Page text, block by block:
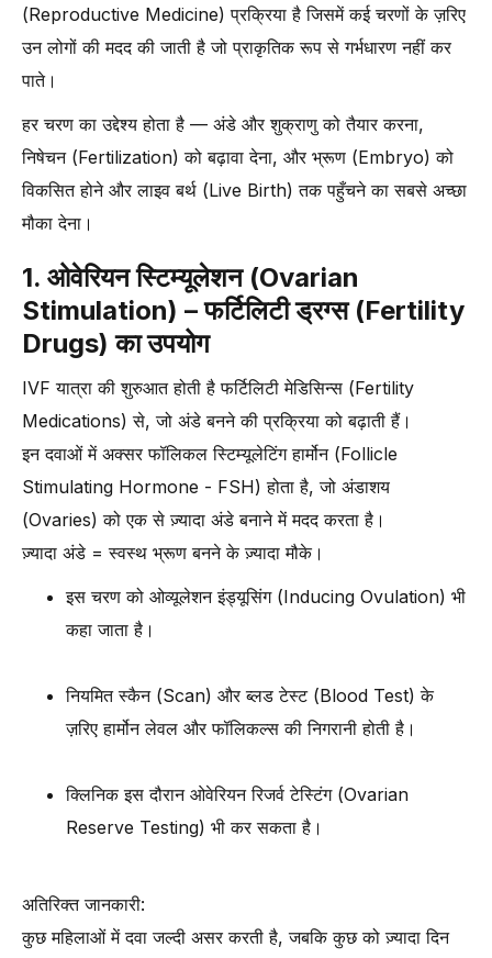
(Reproductive Medicine) प्रक्रिया है जिसमें कई चरणों के ज़रिए
उन लोगों की मदद की जाती है जो प्राकृतिक रूप से गर्भधारण नहीं कर
पाते।
हर चरण का उद्देश्य होता है — अंडे और शुक्राणु को तैयार करना,
निषेचन (Fertilization) को बढ़ावा देना, और भ्रूण (Embryo) को
विकसित होने और लाइव बर्थ (Live Birth) तक पहुँचने का सबसे अच्छा
मौका देना।
1. ओवेरियन स्टिम्यूलेशन (Ovarian
Stimulation) – फर्टिलिटी ड्रग्स (Fertility
Drugs) का उपयोग
IVF यात्रा की शुरुआत होती है फर्टिलिटी मेडिसिन्स (Fertility
Medications) से, जो अंडे बनने की प्रक्रिया को बढ़ाती हैं।
इन दवाओं में अक्सर फॉलिकल स्टिम्यूलेटिंग हार्मोन (Follicle
Stimulating Hormone - FSH) होता है, जो अंडाशय
(Ovaries) को एक से ज़्यादा अंडे बनाने में मदद करता है।
ज़्यादा अंडे = स्वस्थ भ्रूण बनने के ज़्यादा मौके।
इस चरण को ओव्यूलेशन इंड्यूसिंग (Inducing Ovulation) भी
कहा जाता है।
नियमित स्कैन (Scan) और ब्लड टेस्ट (Blood Test) के
ज़रिए हार्मोन लेवल और फॉलिकल्स की निगरानी होती है।
क्लिनिक इस दौरान ओवेरियन रिजर्व टेस्टिंग (Ovarian
Reserve Testing) भी कर सकता है।
अतिरिक्त जानकारी:
कुछ महिलाओं में दवा जल्दी असर करती है, जबकि कुछ को ज़्यादा दिन